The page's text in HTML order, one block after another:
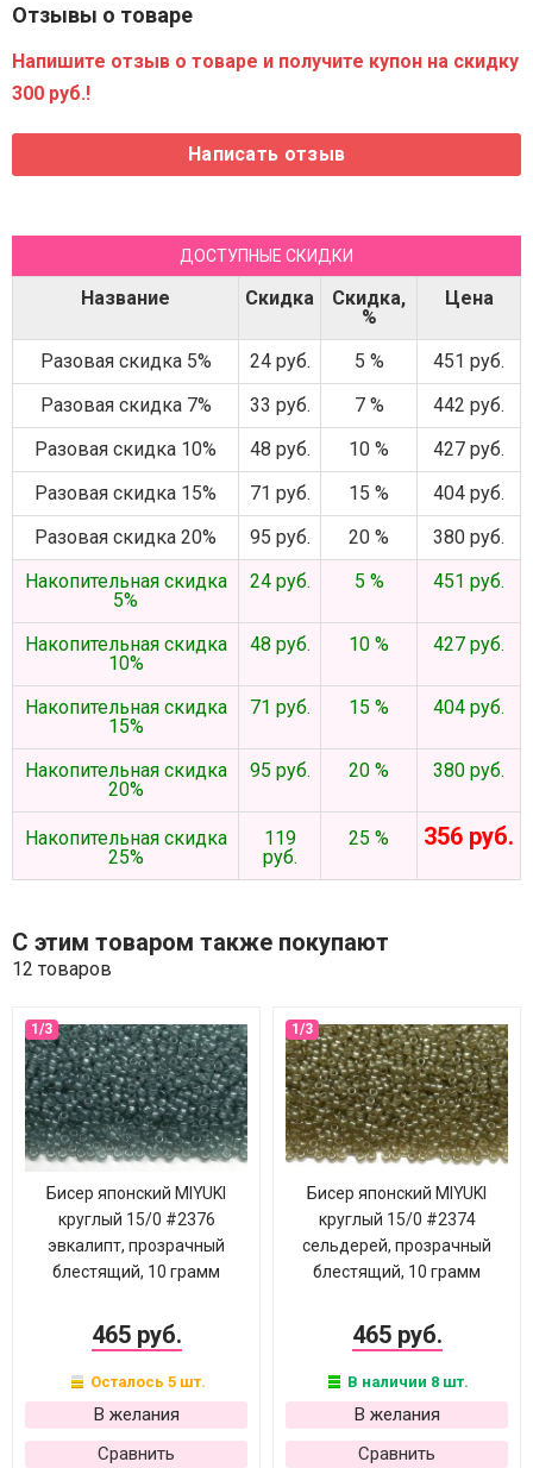
Отзывы о товаре
Напишите отзыв о товаре и получите купон на скидку
300 руб.!
ДОСТУПНЫЕ СКИДКИ
Название Скидка
Скидка,
%
Цена
Разовая скидка 5% 24 руб. 5 %
451 руб.
Разовая скидка 7%
33 руб. 7 %
442 руб.
Разовая скидка 10%
48 руб. 10 %
427 руб.
Разовая скидка 15%
71 руб. 15 %
404 руб.
Разовая скидка 20%
95 руб. 20 %
380 руб.
Накопительная скидка
5%
24 руб. 5 % 451 руб.
Накопительная скидка
10%
48 руб. 10 % 427 руб.
Накопительная скидка
15%
71 руб. 15 % 404 руб.
Накопительная скидка
20%
95 руб. 20 % 380 руб.
Накопительная скидка
25%
119
руб.
25 % 356 руб.
С этим товаром также покупают
12 товаров
Бисер японский MIYUKI
круглый 15/0 #2376
эвкалипт, прозрачный
блестящий, 10 грамм
465 руб.
Осталось 5 шт.
В желания
Сравнить
Бисер японский MIYUKI
круглый 15/0 #2374
сельдерей, прозрачный
блестящий, 10 грамм
465 руб.
В наличии 8 шт.
В желания
Сравнить